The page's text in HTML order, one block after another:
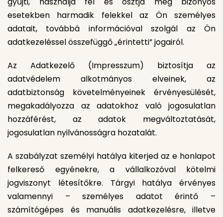
esetekben harmadik felekkel az Ön személyes
adatait, továbbá információval szolgál az Ön
adatkezeléssel összefüggő „érintetti” jogairól.
Az Adatkezelő (Impresszum) biztosítja az
adatvédelem alkotmányos elveinek, az
adatbiztonság követelményeinek érvényesülését,
megakadályozza az adatokhoz való jogosulatlan
hozzáférést, az adatok megváltoztatását,
jogosulatlan nyilvánosságra hozatalát.
A szabályzat személyi hatálya kiterjed az e honlapot
felkereső egyénekre, a vállalkozóval kötelmi
jogviszonyt létesítőkre. Tárgyi hatálya érvényes
valamennyi – személyes adatot érintő –
számítógépes és manuális adatkezelésre, illetve